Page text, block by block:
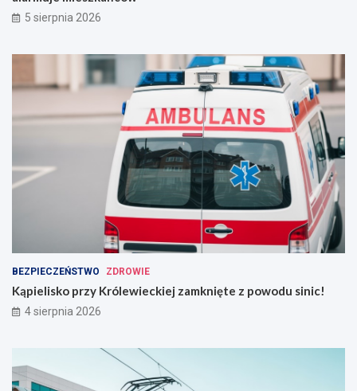
5 sierpnia 2026
BEZPIECZEŃSTWO ZDROWIE
Kąpielisko przy Królewieckiej zamknięte z powodu sinic!
4 sierpnia 2026